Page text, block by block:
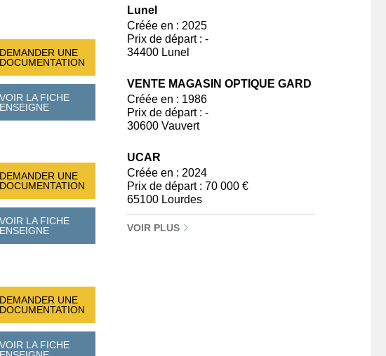
DEMANDER UNE
DOCUMENTATION
VOIR LA FICHE
ENSEIGNE
DEMANDER UNE
DOCUMENTATION
VOIR LA FICHE
ENSEIGNE
DEMANDER UNE
DOCUMENTATION
VOIR LA FICHE
Lunel
Créée en : 2025
Prix de départ : -
34400 Lunel
VENTE MAGASIN OPTIQUE GARD
Créée en : 1986
Prix de départ : -
30600 Vauvert
UCAR
Créée en : 2024
Prix de départ : 70 000 €
65100 Lourdes
VOIR PLUS